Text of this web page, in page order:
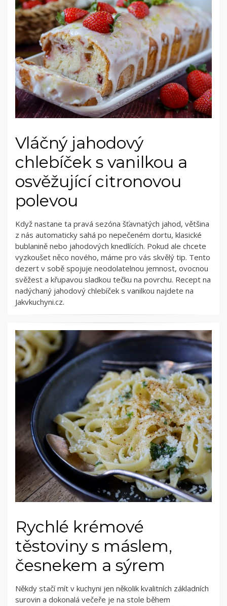
Vláčný jahodový
chlebíček s vanilkou a
osvěžující citronovou
polevou
Když nastane ta pravá sezóna šťavnatých jahod, většina
z nás automaticky sahá po nepečeném dortu, klasické
bublanině nebo jahodových knedlících. Pokud ale chcete
vyzkoušet něco nového, máme pro vás skvělý tip. Tento
dezert v sobě spojuje neodolatelnou jemnost, ovocnou
svěžest a křupavou sladkou tečku na povrchu. Recept na
nadýchaný jahodový chlebíček s vanilkou najdete na
Jakvkuchyni.cz.
Rychlé krémové
těstoviny s máslem,
česnekem a sýrem
Někdy stačí mít v kuchyni jen několik kvalitních základních
surovin a dokonalá večeře je na stole během